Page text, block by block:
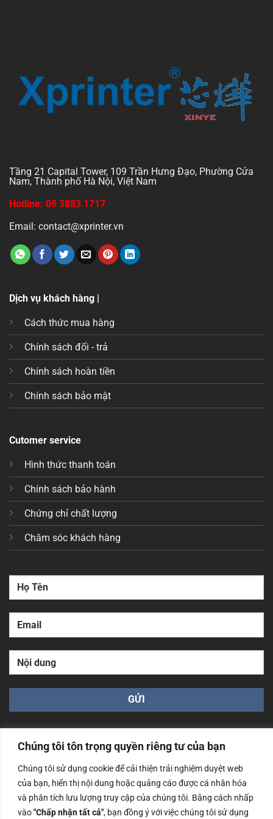
Chúng tôi tôn trọng quyền riêng tư của bạn
Chúng tôi sử dụng cookie để cải thiện trải nghiệm duyệt web
của bạn, hiển thị nội dung hoặc quảng cáo được cá nhân hóa
và phân tích lưu lượng truy cập của chúng tôi. Bằng cách nhấp
vào"Chấp nhận tất cả", bạn đồng ý với việc chúng tôi sử dụng
Máy in nhiệt 58mm Xprinter là giải pháp lý tưởng cho các
doanh nghiệp cần in hóa đơn nhanh chóng, chính xác và
tiết kiệm chi phí. Với nhiều tính năng nổi bật và ứng dụng
Download Drive
Tầng 21 Capital Tower, 109 Trần Hưng Đạo, Phường Cửa
Nam, Thành phố Hà Nội, Việt Nam
Hotline: 09 3883 1717
Email: contact@xprinter.vn
Dịch vụ khách hàng |
Cách thức mua hàng
Chính sách đổi - trả
Chính sách hoàn tiền
Chính sách bảo mật
Cutomer service
Hình thức thanh toán
Chính sách bảo hành
Chứng chỉ chất lượng
Chăm sóc khách hàng
Công ty TNHH Nam Bình Xương - Số ĐKKD: 0108783483
cấp ngày 14/06/2019 bởi Sở Kế Hoạch và Đầu Tư Tp. Hà
Nội